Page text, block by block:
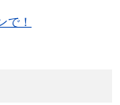
で！